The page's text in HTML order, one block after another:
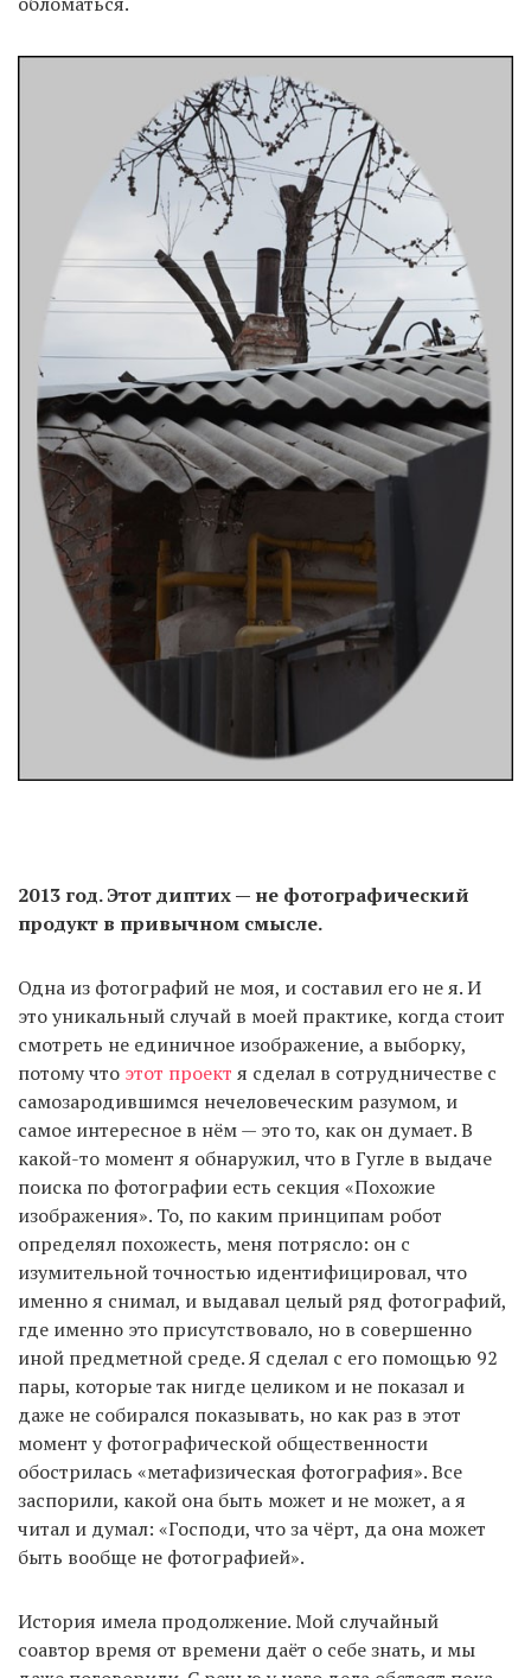
2013 год. Этот диптих — не фотографический
продукт в привычном смысле.
Одна из фотографий не моя, и составил его не я. И
это уникальный случай в моей практике, когда стоит
смотреть не единичное изображение, а выборку,
потому что этот проект я сделал в сотрудничестве с
самозародившимся нечеловеческим разумом, и
самое интересное в нём — это то, как он думает. В
какой-то момент я обнаружил, что в Гугле в выдаче
поиска по фотографии есть секция «Похожие
изображения». То, по каким принципам робот
определял похожесть, меня потрясло: он с
изумительной точностью идентифицировал, что
именно я снимал, и выдавал целый ряд фотографий,
где именно это присутствовало, но в совершенно
иной предметной среде. Я сделал с его помощью 92
пары, которые так нигде целиком и не показал и
даже не собирался показывать, но как раз в этот
момент у фотографической общественности
обострилась «метафизическая фотография». Все
заспорили, какой она быть может и не может, а я
читал и думал: «Господи, что за чёрт, да она может
быть вообще не фотографией».
История имела продолжение. Мой случайный
соавтор время от времени даёт о себе знать, и мы